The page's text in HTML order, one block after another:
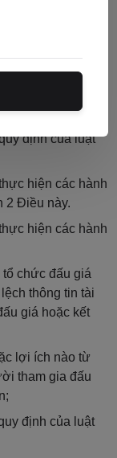
lợi ích nào từ
vụ đấu giá, chi
luật, chi phí dịch
thỏa thuận;
định của luật
hiện các hành
2 Điều này.
hiện các hành
chức đấu giá
thông tin tài
giá hoặc kết
lợi ích nào từ
tham gia đấu
định của luật